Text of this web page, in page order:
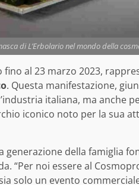
di L’Erbolario nel mondo della
fino al 23 marzo 2023,
. Questa manifestazione,
italiana, ma anche
iconico noto per la sua
della famiglia
“Per noi essere al
solo un evento